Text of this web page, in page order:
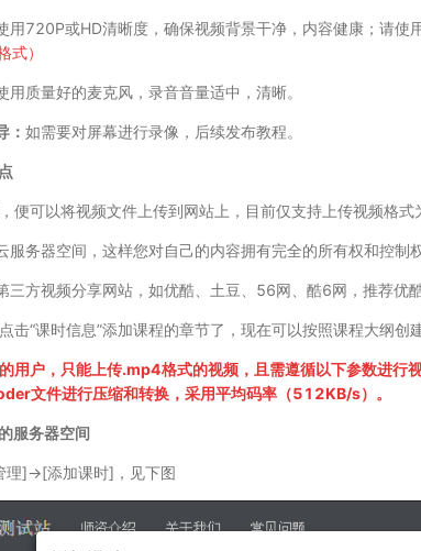
用720P或HD清晰度，确保视频背景干净，内容健康；请
式）
用质量好的麦克风，录音音量适中，清晰。
： 如需要对屏幕进行录像，后续发布教程。
便可以将视频文件上传到网站上，目前仅支持上传视频格
服务器空间，这样您对自己的内容拥有完全的所有权和控制
三方视频分享网站，如优酷、土豆、56网、酷6网，推荐优
击“课时信息”添加课程的章节了，现在可以按照课程大纲
用户，只能上传.mp4格式的视频，且需遵循以下参数进
文件进行压缩和转换，采用平均码率（512KB/s）。
服务器空间
]->[添加课时]，见下图